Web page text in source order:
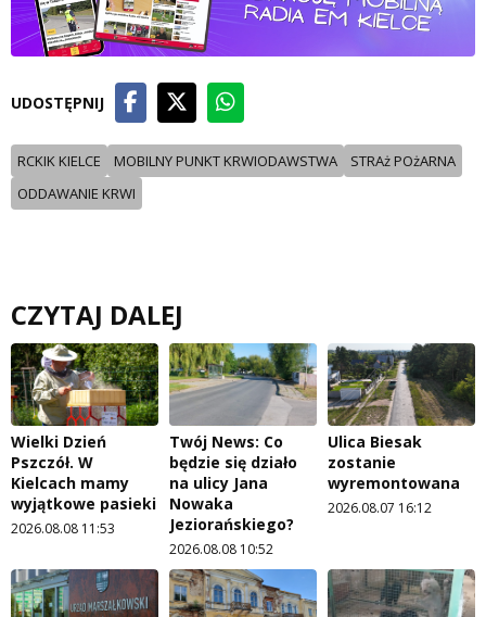
UDOSTĘPNIJ
RCKIK KIELCE MOBILNY PUNKT KRWIODAWSTWA
STRAż POżARNA
ODDAWANIE KRWI
CZYTAJ DALEJ
Wielki Dzień
Pszczół. W
Kielcach mamy
wyjątkowe pasieki
2026.08.08 11:53
Twój News: Co
będzie się działo
na ulicy Jana
Nowaka
Jeziorańskiego?
2026.08.08 10:52
Ulica Biesak
zostanie
wyremontowana
2026.08.07 16:12